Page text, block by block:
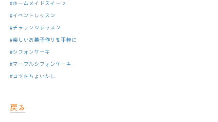
#ホームメイドスイーツ
#イベントレッスン
#チャレンジレッスン
#楽しいお菓子作りを手軽に
#シフォンケーキ
#マーブルシフォンケーキ
#コツをちょいたし
戻る